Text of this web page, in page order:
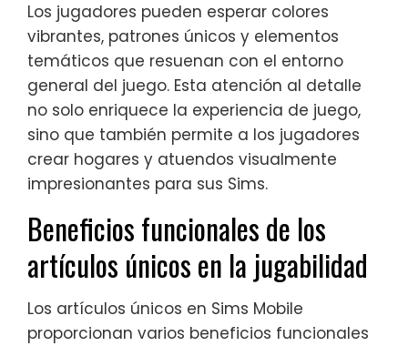
Los jugadores pueden esperar colores
vibrantes, patrones únicos y elementos
temáticos que resuenan con el entorno
general del juego. Esta atención al detalle
no solo enriquece la experiencia de juego,
sino que también permite a los jugadores
crear hogares y atuendos visualmente
impresionantes para sus Sims.
Beneficios funcionales de los
artículos únicos en la jugabilidad
Los artículos únicos en Sims Mobile
proporcionan varios beneficios funcionales